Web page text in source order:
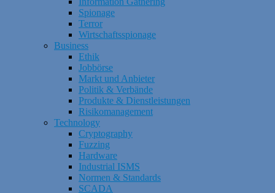
Spionage
Terror
Wirtschaftsspionage
Business
Ethik
Jobbörse
Markt und Anbieter
Politik & Verbände
Produkte & Dienstleistungen
Risikomanagement
Technology
Cryptography
Fuzzing
Hardware
Industrial ISMS
Normen & Standards
SCADA